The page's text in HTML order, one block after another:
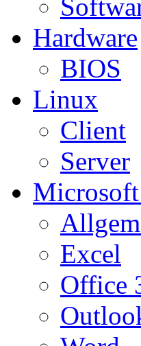
Hardware
BIOS
Linux
Client
Server
Excel
Office